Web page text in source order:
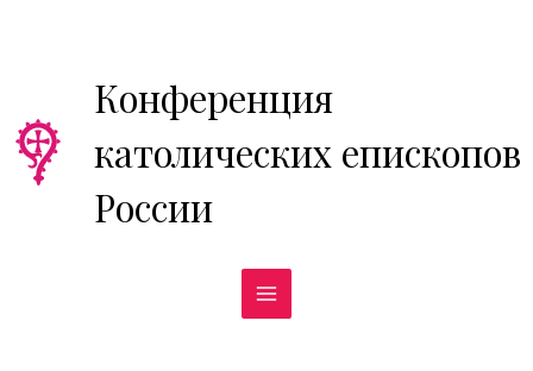
Конференция
католических епископов
России